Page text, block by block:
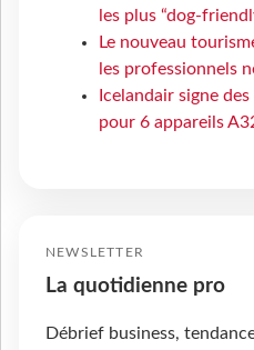
les plus “dog-
Le nouveau
les professionnels
Icelandair signe
pour 6 appareils
NEWSLETTER
La quotidienne pro
Débrief business,